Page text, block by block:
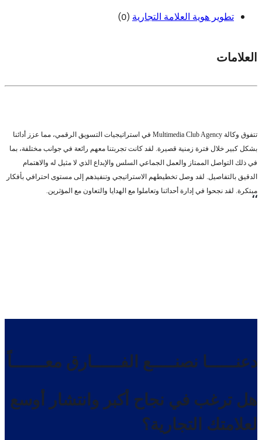
تطوير هوية العلامة التجارية (0)
العلامات
تتفوق وكالة Multimedia Club Agency في استراتيجيات التسويق الرقمي، مما عزز أدائنا
بشكل كبير خلال فترة زمنية قصيرة. لقد كانت تجربتنا معهم رائعة في جوانب مختلفة، بما
في ذلك التواصل الممتاز والعمل الجماعي السلس والإبداع الذي لا مثيل له والاهتمام
الدقيق بالتفاصيل. لقد وصل تخطيطهم الاستراتيجي وتنفيذهم إلى مستوى احترافي بأفكار
مبتكرة. لقد نجحوا في إدارة أحداثنا وتعاملوا مع الهدايا والتعاون مع المؤثرين.
،،
دعنــــــا نصنـــــع الفــــــارق معـــــــاً
هل ترغب في نجاح أكبر وانتشار أوسع
لعلامتك التجارية؟